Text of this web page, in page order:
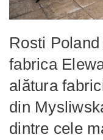
Rosti
fabrica
alătura
din
dintre cele